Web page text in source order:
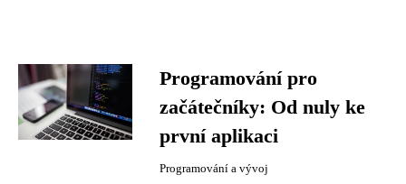
Programování pro
začátečníky: Od nuly ke
první aplikaci
Programování a vývoj